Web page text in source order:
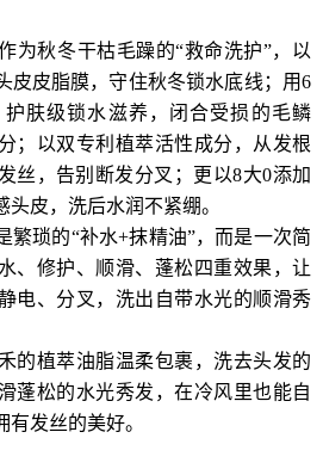
为秋冬干枯毛躁的“救命洗护”，以
皮皮脂膜，守住秋冬锁水底线；用6
肤级锁水滋养，闭合受损的毛鳞
；以双专利植萃活性成分，从发根
丝，告别断发分叉；更以8大0添加
皮，洗后水润不紧绷。
繁琐的“补水+抹精油”，而是一次简
、修护、顺滑、蓬松四重效果，让
电、分叉，洗出自带水光的顺滑秀
的植萃油脂温柔包裹，洗去头发的
蓬松的水光秀发，在冷风里也能自
发丝的美好。